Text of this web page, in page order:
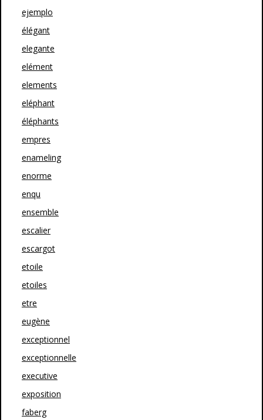
ejemplo
élégant
elegante
elément
elements
eléphant
éléphants
empres
enameling
enorme
enqu
ensemble
escalier
escargot
etoile
etoiles
etre
eugène
exceptionnel
exceptionnelle
executive
exposition
faberg